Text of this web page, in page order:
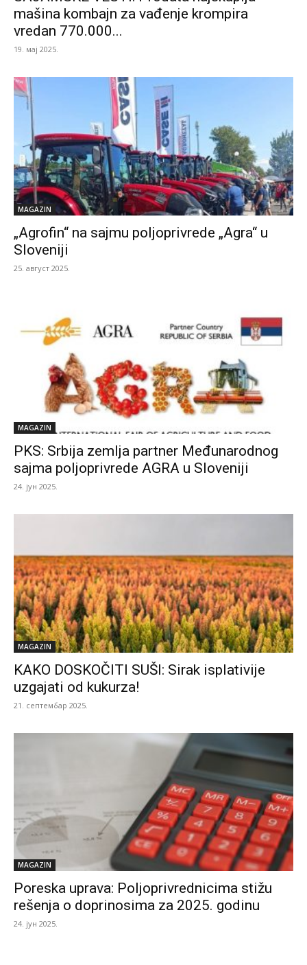
mašina kombajn za vađenje krompira
vredan 770.000...
19. мај 2025.
MAGAZIN
„Agrofin“ na sajmu poljoprivrede „Agra“ u
Sloveniji
25. август 2025.
MAGAZIN
PKS: Srbija zemlja partner Međunarodnog
sajma poljoprivrede AGRA u Sloveniji
24. јун 2025.
MAGAZIN
KAKO DOSKOČITI SUŠI: Sirak isplativije
uzgajati od kukurza!
21. септембар 2025.
MAGAZIN
Poreska uprava: Poljoprivrednicima stižu
rešenja o doprinosima za 2025. godinu
24. јун 2025.